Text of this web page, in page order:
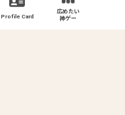
Profile Card
広めたい
神ゲー